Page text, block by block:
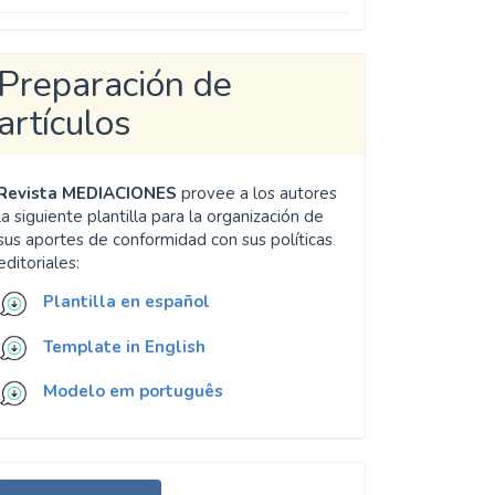
Preparación de
artículos
MEDIACIONES provee a los autores
siguiente plantilla para la organización de
aportes de conformidad con sus políticas
Plantilla en español
Template in English
Modelo em português